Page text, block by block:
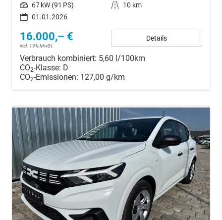
Leistung 67 kW (91 PS) Kilometerstand
10 km
01.01.2026
16.000,– €
incl. 19% MwSt.
Details
Verbrauch kombiniert: 5,60 l/100km
CO2-Klasse: D
CO2-Emissionen: 127,00 g/km